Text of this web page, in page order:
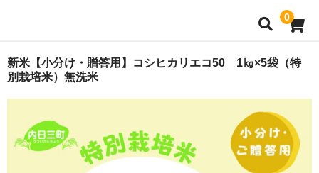
0
ホーム
レンジアップご飯
お米（無洗米）
新米【小分け・贈答用】コシヒカリエコ50 1㎏×5袋（特
別栽培米）無洗米